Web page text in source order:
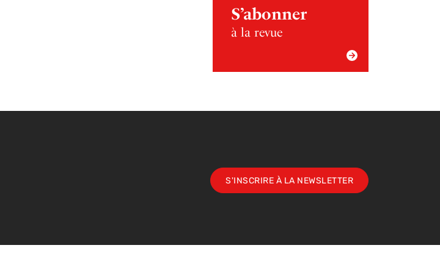
S’abonner
à la revue
S'INSCRIRE À LA NEWSLETTER